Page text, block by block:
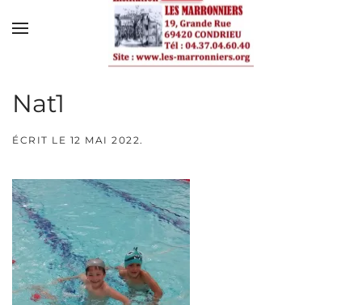
Skip to main content
Nat1
ÉCRIT LE 12 MAI 2022.